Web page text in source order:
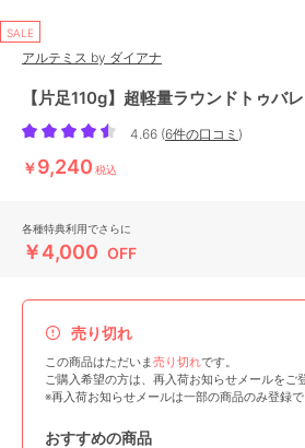
SALE
アルテミス by ダイアナ
【片足110g】超軽量ラウンドトゥバ
4.66 (6件の口コミ )
￥9,240 税込
各種特典利用でさらに
￥4,000 OFF
売り切れ
この商品はただいま売り切れです。
ご購入希望の方は、再入荷お知らせメールをご
※再入荷お知らせメールは一部の商品のみ登録で
おすすめの商品